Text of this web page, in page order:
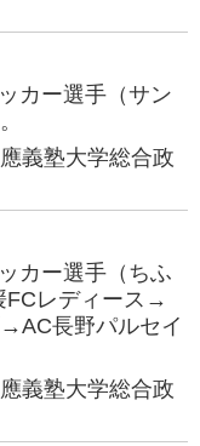
カー選手（サン
義塾大学総合政
カー選手（ちふ
FCレディース→
長野パルセイ
義塾大学総合政